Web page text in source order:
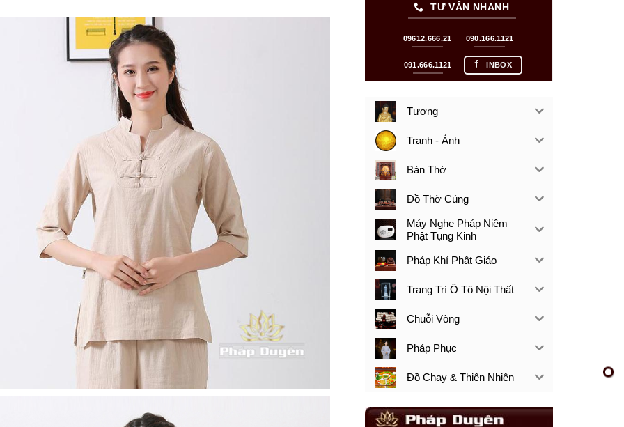
TƯ VẤN NHANH
09612.666.21 090.166.1121
091.666.1121 INBOX
Tượng
Tranh - Ảnh
Bàn Thờ
Đồ Thờ Cúng
Máy Nghe Pháp Niệm
Phật Tụng Kinh
Pháp Khí Phật Giáo
Trang Trí Ô Tô Nội Thất
Chuỗi Vòng
Pháp Phục
Đồ Chay & Thiên Nhiên